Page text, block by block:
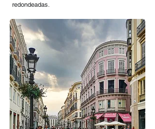
redondeadas.